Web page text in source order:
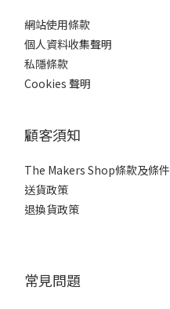
網站使用條款
個人資料收集聲明
私隱條款
Cookies 聲明
顧客須知
The Makers Shop條款及條件
送貨政策
退換貨政策
常見問題